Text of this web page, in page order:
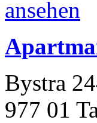
Bystra
977 01